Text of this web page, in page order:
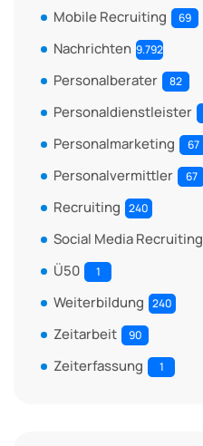
Mobile Recruiting 69
Nachrichten 9.792
Personalberater 82
Personaldienstleister
Personalmarketing 67
Personalvermittler 67
Recruiting 240
Social Media Recruiting
Ü50 1
Weiterbildung 240
Zeitarbeit 90
Zeiterfassung 1